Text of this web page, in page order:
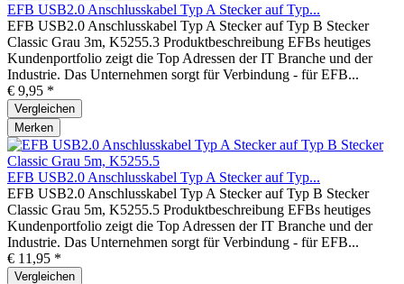
EFB USB2.0 Anschlusskabel Typ A Stecker auf Typ...
EFB USB2.0 Anschlusskabel Typ A Stecker auf Typ B Stecker
Classic Grau 3m, K5255.3 Produktbeschreibung EFBs heutiges
Kundenportfolio zeigt die Top Adressen der IT Branche und der
Industrie. Das Unternehmen sorgt für Verbindung - für EFB...
€ 9,95 *
Vergleichen
Merken
EFB USB2.0 Anschlusskabel Typ A Stecker auf Typ...
EFB USB2.0 Anschlusskabel Typ A Stecker auf Typ B Stecker
Classic Grau 5m, K5255.5 Produktbeschreibung EFBs heutiges
Kundenportfolio zeigt die Top Adressen der IT Branche und der
Industrie. Das Unternehmen sorgt für Verbindung - für EFB...
€ 11,95 *
Vergleichen